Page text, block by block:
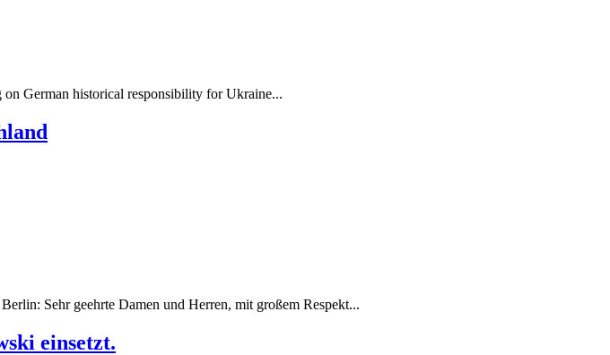
German historical responsibility for Ukraine...
Sehr geehrte Damen und Herren, mit großem Respekt...
einsetzt.